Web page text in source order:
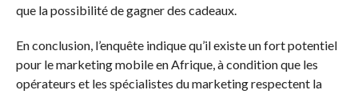
que la possibilité de gagner des cadeaux.
En conclusion, l’enquête indique qu’il existe un fort potentiel
pour le marketing mobile en Afrique, à condition que les
opérateurs et les spécialistes du marketing respectent la